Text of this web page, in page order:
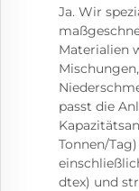
Ja. Wir
Materialien
passt die
Tonnen/
dtex) und